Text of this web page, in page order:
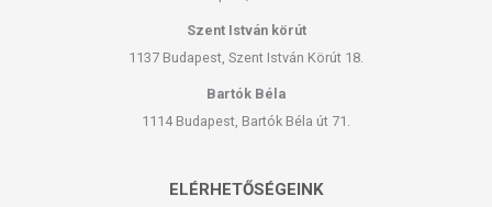
Szent István körút
1137 Budapest, Szent István Körút 18.
Bartók Béla
1114 Budapest, Bartók Béla út 71.
ELÉRHETŐSÉGEINK